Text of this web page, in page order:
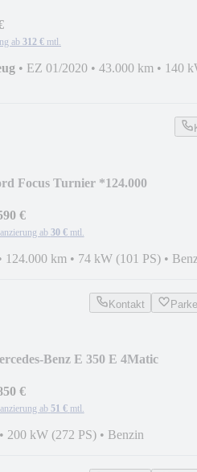
ab 312 € mtl.
• EZ 01/2020 • 43.000 km • 140
Focus Turnier *124.000
€
ab 30 € mtl.
124.000 km • 74 kW (101 PS) •
Kontakt
Benz E 350 E 4Matic
€
ab 51 € mtl.
• 200 kW (272 PS) • Benzin